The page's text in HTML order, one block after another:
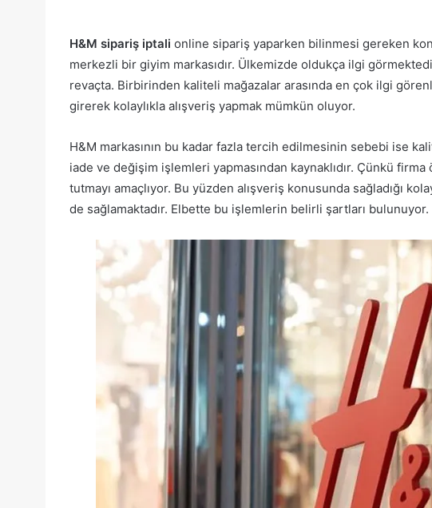
H&M sipariş iptali online sipariş yaparken bilinmesi gereken
merkezli bir giyim markasıdır. Ülkemizde oldukça ilgi
revaçta. Birbirinden kaliteli mağazalar arasında en çok ilgi
girerek kolaylıkla alışveriş yapmak mümkün oluyor.
H&M markasının bu kadar fazla tercih edilmesinin sebebi ise
iade ve değişim işlemleri yapmasından kaynaklıdır. Çünkü
tutmayı amaçlıyor. Bu yüzden alışveriş konusunda sağladığı
de sağlamaktadır. Elbette bu işlemlerin belirli şartları bulunuyor.